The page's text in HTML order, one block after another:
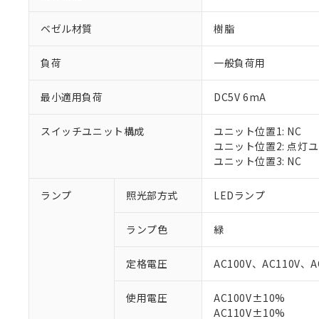
ベゼル材質 樹脂
負荷 一般負荷用
最小適用負荷 DC5V 6mA
スイッチユニット構成
ユニット位置1: NC
ユニット位置2: 点灯
ユニット位置3: NC
ランプ 照光部方式 LEDランプ
ランプ色 緑
定格電圧 AC100V、AC110V、
使用電圧
AC100V±10%
AC110V±10%
ご利用条件
※1 対応状況
対応予定なし：
調査・確認中：
非該当品：ライセ
仕入先様の事情に
※1 中国